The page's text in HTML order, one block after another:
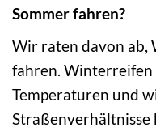
Sommer fahren?
Wir raten davon ab,
fahren.
Temperaturen und
Straßenverhältnisse